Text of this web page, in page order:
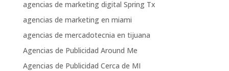
agencias de marketing digital Spring Tx
agencias de marketing en miami
agencias de mercadotecnia en tijuana
Agencias de Publicidad Around Me
Agencias de Publicidad Cerca de MI